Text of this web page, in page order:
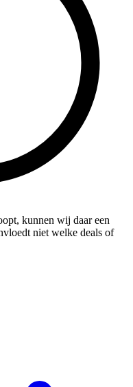
kunnen wij daar een
niet welke deals of